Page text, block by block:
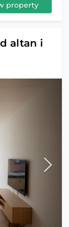
property
altan i